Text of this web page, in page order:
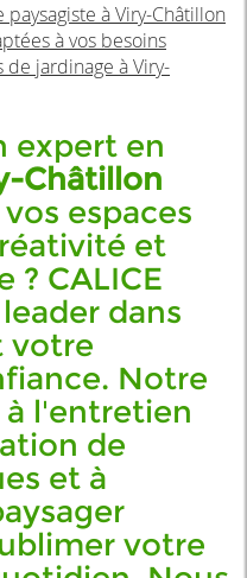
à Viry-Châtillon
à vos besoins
jardinage à Viry-
expert en
Châtillon
espaces
et
? CALICE
leader dans
votre
Notre
l'entretien
de
et à
votre